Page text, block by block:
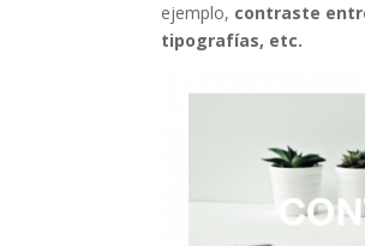
ejemplo, contraste
tipografías, etc.